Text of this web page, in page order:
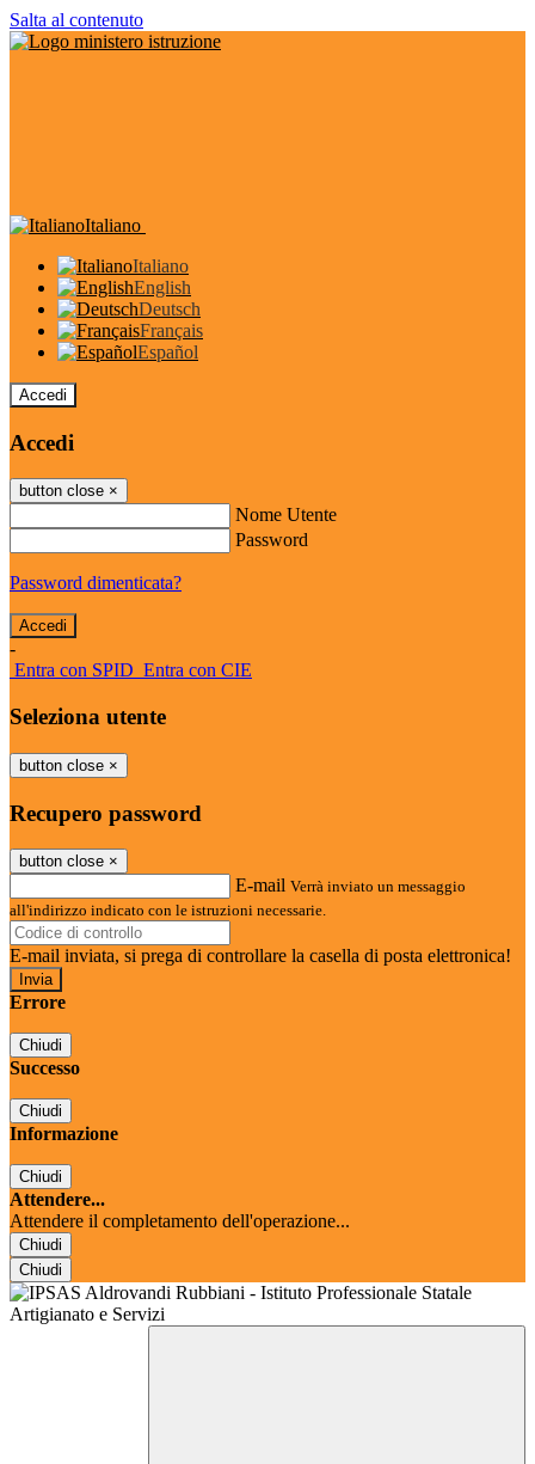
Salta al contenuto
Italiano
Italiano
English
Deutsch
Français
Español
Accedi
Accedi
button close ×
Nome Utente
Password
Password dimenticata?
-
Entra con SPID Entra con CIE
Seleziona utente
button close ×
Recupero password
button close ×
E-mail Verrà inviato un messaggio
all'indirizzo indicato con le istruzioni necessarie.
E-mail inviata, si prega di controllare la casella di posta elettronica!
Errore
Chiudi
Successo
Chiudi
Informazione
Chiudi
Attendere...
Attendere il completamento dell'operazione...
Chiudi
Chiudi